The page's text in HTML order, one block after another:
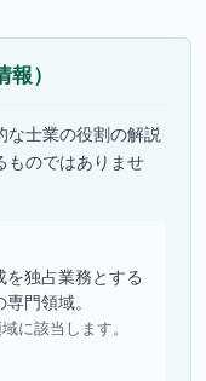
）
な士業の役割の解説
ものではありませ
独占業務とする
門領域。
に該当します。